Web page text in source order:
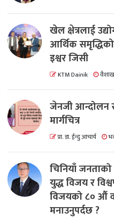
खेल क्षेत्रलाई
आर्थिक
इश्वर जिसी
KTM Dainik
जेनजी आन्दोलन
मार्गचित्र
प्रा. डा. ईन्दु आचार्य
चिनियाँ
युद्ध विजय र
विजयको ८० औं
मनाउनुपर्दछ ?